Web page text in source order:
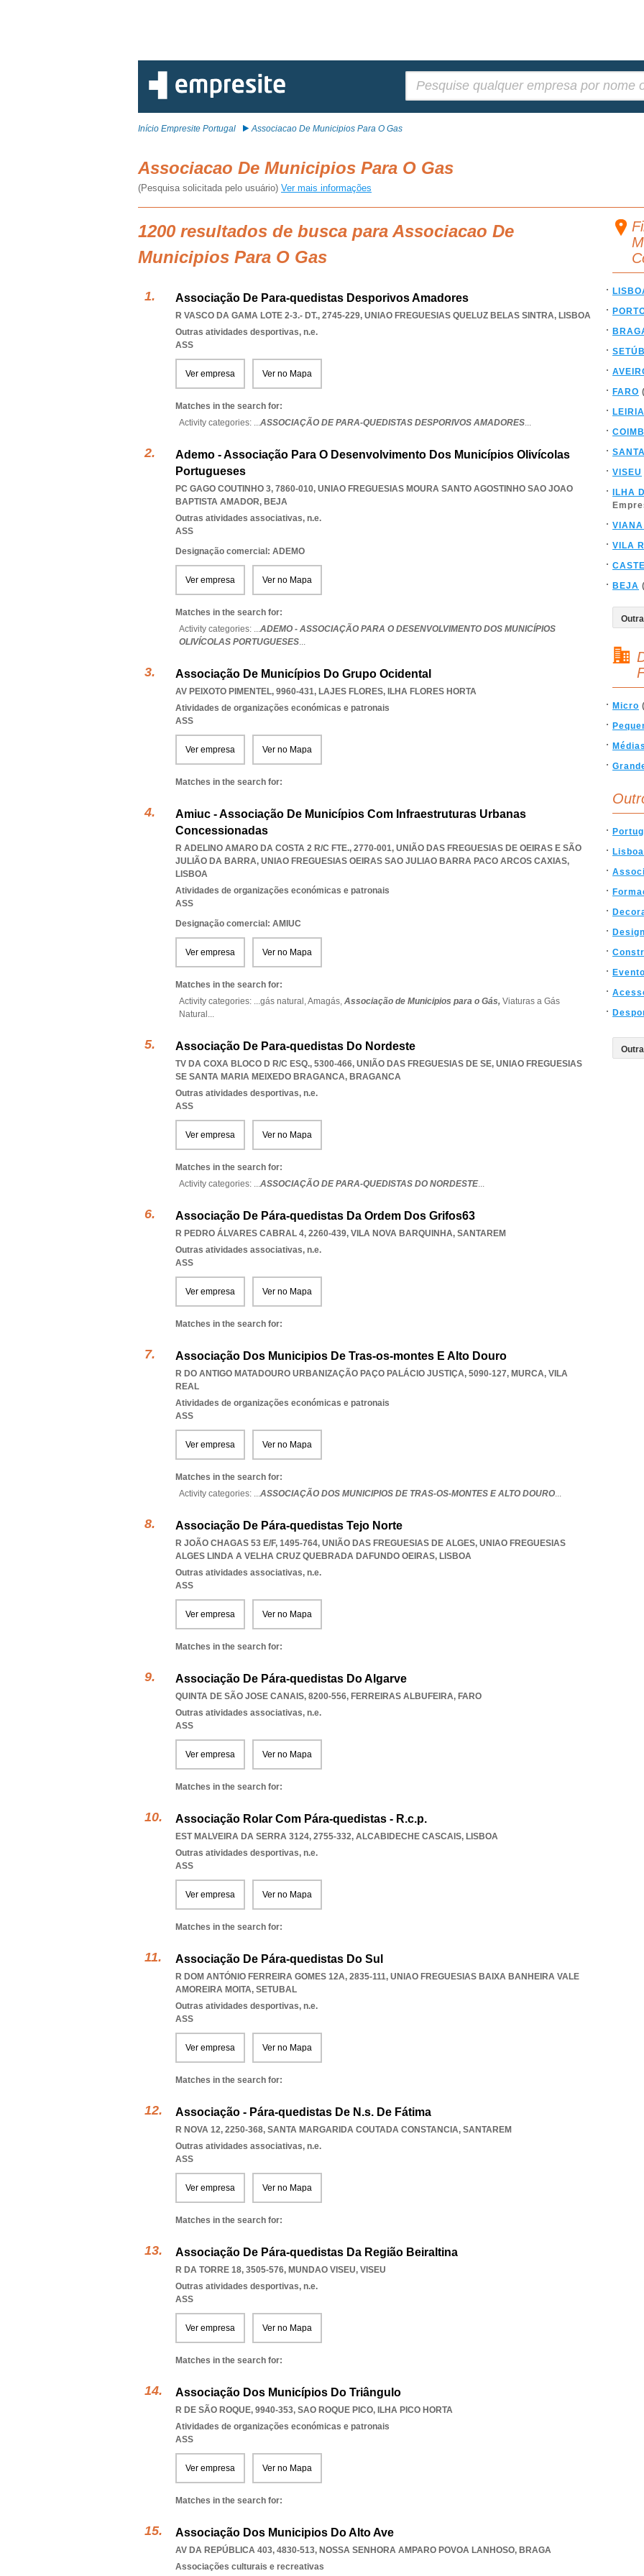
Início Empresite Portugal Associacao De Municipios Para O Gas
Associacao De Municipios Para O Gas
(Pesquisa solicitada pelo usuário) Ver mais informações
1200 resultados de busca para Associacao De
Municipios Para O Gas
Associação De Para-quedistas Desporivos Amadores
R VASCO DA GAMA LOTE 2-3.- DT., 2745-229, UNIAO FREGUESIAS QUELUZ BELAS SINTRA, LISBOA
Outras atividades desportivas, n.e.
ASS
Ver empresa Ver no Mapa
Matches in the search for:
Activity categories: ...ASSOCIAÇÃO DE PARA-QUEDISTAS DESPORIVOS AMADORES...
Ademo - Associação Para O Desenvolvimento Dos Municípios Olivícolas
Portugueses
PC GAGO COUTINHO 3, 7860-010, UNIAO FREGUESIAS MOURA SANTO AGOSTINHO SAO JOAO
BAPTISTA AMADOR, BEJA
Outras atividades associativas, n.e.
ASS
Designação comercial: ADEMO
Ver empresa Ver no Mapa
Matches in the search for:
Activity categories: ...ADEMO - ASSOCIAÇÃO PARA O DESENVOLVIMENTO DOS MUNICÍPIOS
OLIVÍCOLAS PORTUGUESES...
Associação De Municípios Do Grupo Ocidental
AV PEIXOTO PIMENTEL, 9960-431, LAJES FLORES, ILHA FLORES HORTA
Atividades de organizações económicas e patronais
ASS
Ver empresa Ver no Mapa
Matches in the search for:
Amiuc - Associação De Municípios Com Infraestruturas Urbanas
Concessionadas
R ADELINO AMARO DA COSTA 2 R/C FTE., 2770-001, UNIÃO DAS FREGUESIAS DE OEIRAS E SÃO
JULIÃO DA BARRA, UNIAO FREGUESIAS OEIRAS SAO JULIAO BARRA PACO ARCOS CAXIAS,
LISBOA
Atividades de organizações económicas e patronais
ASS
Designação comercial: AMIUC
Ver empresa Ver no Mapa
Matches in the search for:
Activity categories: ...gás natural,Amagás, Associação de Municipios para o Gás, Viaturas a Gás
Natural ...
Associação De Para-quedistas Do Nordeste
TV DA COXA BLOCO D R/C ESQ., 5300-466, UNIÃO DAS FREGUESIAS DE SE, UNIAO FREGUESIAS
SE SANTA MARIA MEIXEDO BRAGANCA, BRAGANCA
Outras atividades desportivas, n.e.
ASS
Ver empresa Ver no Mapa
Matches in the search for:
Activity categories: ...ASSOCIAÇÃO DE PARA-QUEDISTAS DO NORDESTE...
Associação De Pára-quedistas Da Ordem Dos Grifos63
R PEDRO ÁLVARES CABRAL 4, 2260-439, VILA NOVA BARQUINHA, SANTAREM
Outras atividades associativas, n.e.
ASS
Ver empresa Ver no Mapa
Matches in the search for:
Associação Dos Municipios De Tras-os-montes E Alto Douro
R DO ANTIGO MATADOURO URBANIZAÇÃO PAÇO PALÁCIO JUSTIÇA, 5090-127, MURCA, VILA
REAL
Atividades de organizações económicas e patronais
ASS
Ver empresa Ver no Mapa
Matches in the search for:
Activity categories: ...ASSOCIAÇÃO DOS MUNICIPIOS DE TRAS-OS-MONTES E ALTO DOURO...
Associação De Pára-quedistas Tejo Norte
R JOÃO CHAGAS 53 E/F, 1495-764, UNIÃO DAS FREGUESIAS DE ALGES, UNIAO FREGUESIAS
ALGES LINDA A VELHA CRUZ QUEBRADA DAFUNDO OEIRAS, LISBOA
Outras atividades associativas, n.e.
ASS
Ver empresa Ver no Mapa
Matches in the search for:
Associação De Pára-quedistas Do Algarve
QUINTA DE SÃO JOSE CANAIS, 8200-556, FERREIRAS ALBUFEIRA, FARO
Outras atividades associativas, n.e.
ASS
Ver empresa Ver no Mapa
Matches in the search for:
Associação Rolar Com Pára-quedistas - R.c.p.
EST MALVEIRA DA SERRA 3124, 2755-332, ALCABIDECHE CASCAIS, LISBOA
Outras atividades desportivas, n.e.
ASS
Ver empresa Ver no Mapa
Matches in the search for:
Associação De Pára-quedistas Do Sul
R DOM ANTÓNIO FERREIRA GOMES 12A, 2835-111, UNIAO FREGUESIAS BAIXA BANHEIRA VALE
AMOREIRA MOITA, SETUBAL
Outras atividades desportivas, n.e.
ASS
Ver empresa Ver no Mapa
Matches in the search for:
Associação - Pára-quedistas De N.s. De Fátima
R NOVA 12, 2250-368, SANTA MARGARIDA COUTADA CONSTANCIA, SANTAREM
Outras atividades associativas, n.e.
ASS
Ver empresa Ver no Mapa
Matches in the search for:
Associação De Pára-quedistas Da Região Beiraltina
R DA TORRE 18, 3505-576, MUNDAO VISEU, VISEU
Outras atividades desportivas, n.e.
ASS
Ver empresa Ver no Mapa
Matches in the search for:
Associação Dos Municípios Do Triângulo
R DE SÃO ROQUE, 9940-353, SAO ROQUE PICO, ILHA PICO HORTA
Atividades de organizações económicas e patronais
ASS
Ver empresa Ver no Mapa
Matches in the search for:
Associação Dos Municipios Do Alto Ave
AV DA REPÚBLICA 403, 4830-513, NOSSA SENHORA AMPARO POVOA LANHOSO, BRAGA
Associações culturais e recreativas
FARO
LEIRIA
VISEU
ILHA
VILA
BEJA
Micro
Médias
Lisboa
Design